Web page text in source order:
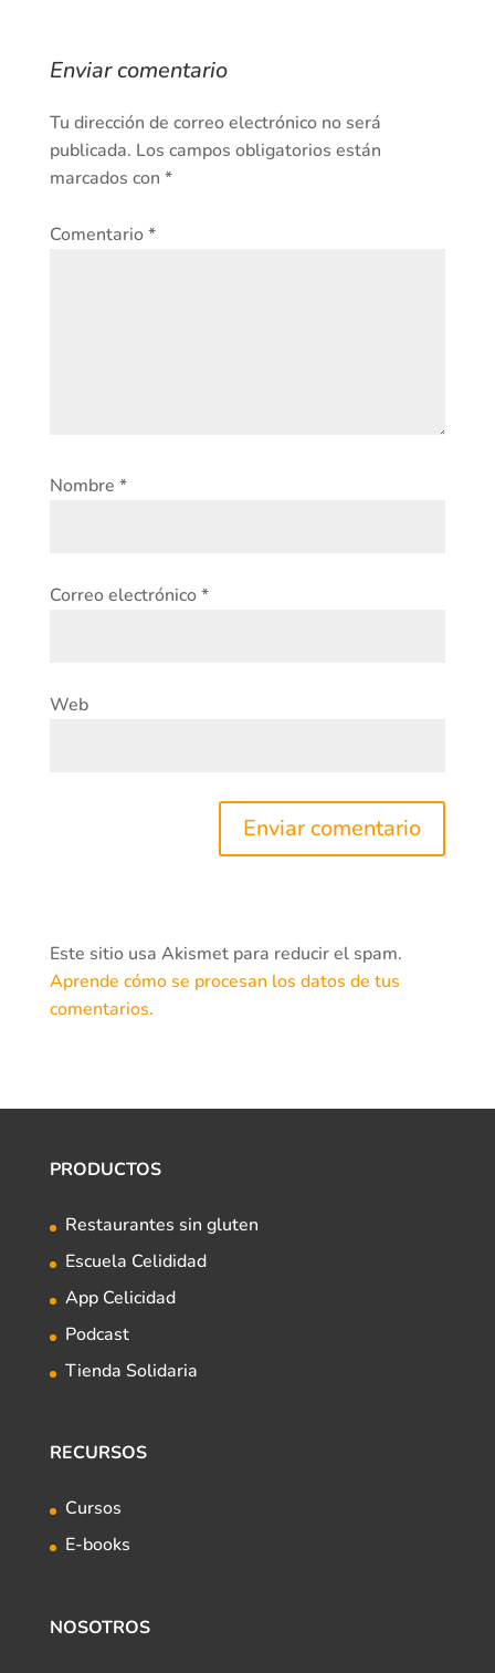
Enviar comentario
Tu dirección de correo electrónico no será
publicada. Los campos obligatorios están
marcados con *
Comentario*
Nombre *
Correo electrónico*
Web
Este sitio usa Akismet para reducir el spam.
Aprende cómo se procesan los datos de tus
comentarios.
PRODUCTOS
Restaurantes sin gluten
Escuela Celididad
App Celicidad
Podcast
Tienda Solidaria
RECURSOS
Cursos
E-books
NOSOTROS